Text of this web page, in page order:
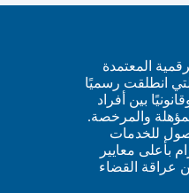
المعتمدة
انطلقت رسميًا
وقانونيًا بين أفراد
والمرخصة.
للخدمات
بأعلى معايير
عراقة القضاء